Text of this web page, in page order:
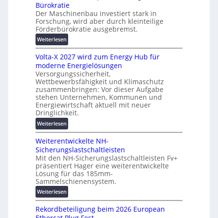
e
r
u
n
g
s
l
ö
s
u
n
g
e
n
e
s
c
h
u
t
z
u
n
d
d
i
g
i
t
a
l
e
T
r
a
n
s
a
Bürokratie
Der Maschinenbau investiert stark in
Forschung, wird aber durch kleinteilige
Förderbürokratie ausgebremst.
Weiterlesen:
M
a
s
c
h
i
n
e
n
b
a
u
:
F
o
r
s
c
h
u
Volta-X 2027 wird zum Energy Hub für
moderne Energielösungen
Versorgungssicherheit,
Wettbewerbsfähigkeit und Klimaschutz
zusammenbringen: Vor dieser Aufgabe
stehen Unternehmen, Kommunen und
Energiewirtschaft aktuell mit neuer
Dringlichkeit.
Weiterlesen:
V
o
l
t
a
-
X
2
0
2
Weiterentwickelte NH-
Sicherungslastschaltleisten
Mit den NH-Sicherungslastschaltleisten Fv+
präsentiert Hager eine weiterentwickelte
Lösung für das 185mm-
Sammelschienensystem.
Weiterlesen:
W
e
Rekordbeteiligung beim 2026 European